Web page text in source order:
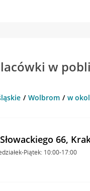
w
Wolbrom w
66,
Piątek: 10:00-17:00